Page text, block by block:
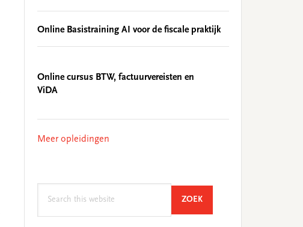
Online Basistraining AI voor de fiscale praktijk
Online cursus BTW, factuurvereisten en
ViDA
Meer opleidingen
ZOEKSEARCH